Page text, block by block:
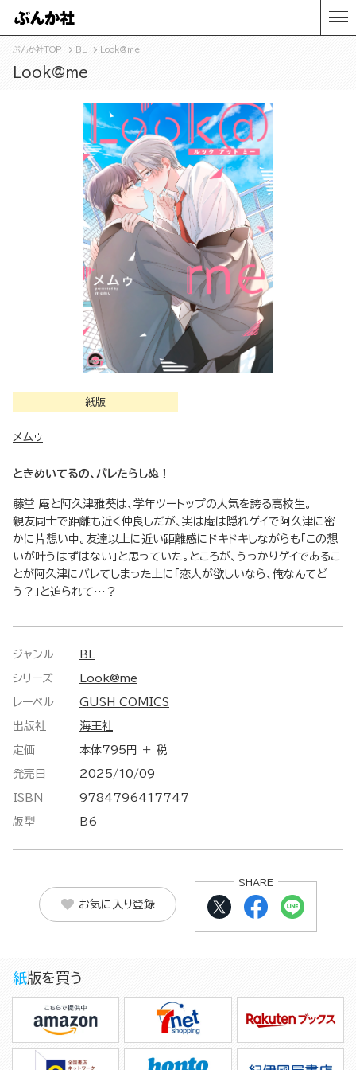
ぶんか社TOP BL Look@me
Look@me
紙版
メムゥ
ときめいてるの、バレたらしぬ！
藤堂 庵と阿久津雅葵は、学年ツートップの人気を誇る高校生。
親友同士で距離も近く仲良しだが、実は庵は隠れゲイで阿久津に密
かに片想い中。友達以上に近い距離感にドキドキしながらも「この想
いが叶うはずはない」と思っていた。ところが、うっかりゲイであるこ
とが阿久津にバレてしまった上に「恋人が欲しいなら、俺なんてど
う？」と迫られて…？
ジャンル BL
シリーズ Look@me
レーベル GUSH COMICS
出版社 海王社
定価 本体795円 ＋ 税
発売日 2025/10/09
ISBN 9784796417747
版型 B6
お気に入り登録
SHARE
紙版を買う